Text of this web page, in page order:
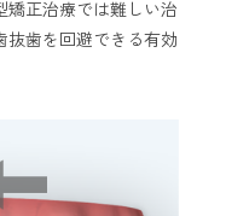
矯正治療では難しい治
抜歯を回避できる有効